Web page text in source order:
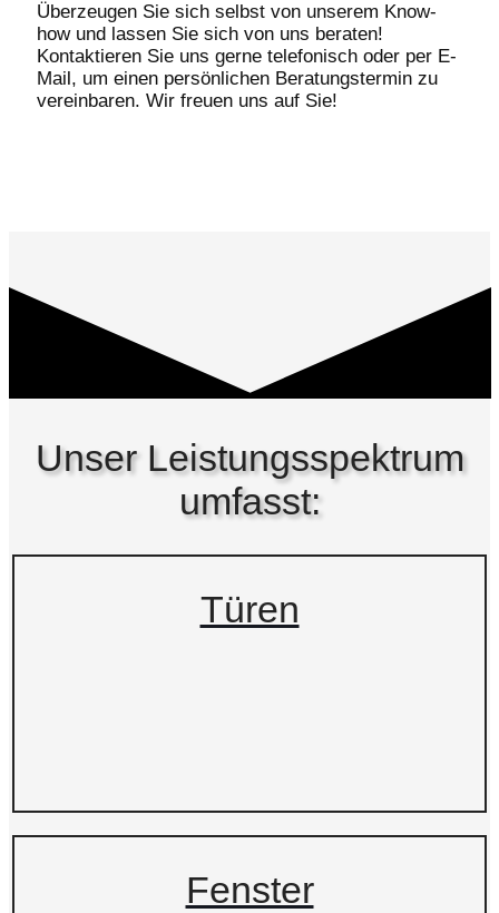
Überzeugen Sie sich selbst von unserem Know-
how und lassen Sie sich von uns beraten!
Kontaktieren Sie uns gerne telefonisch oder per E-
Mail, um einen persönlichen Beratungstermin zu
vereinbaren. Wir freuen uns auf Sie!
Unser Leistungs­spektrum
umfasst:
Türen
Fenster